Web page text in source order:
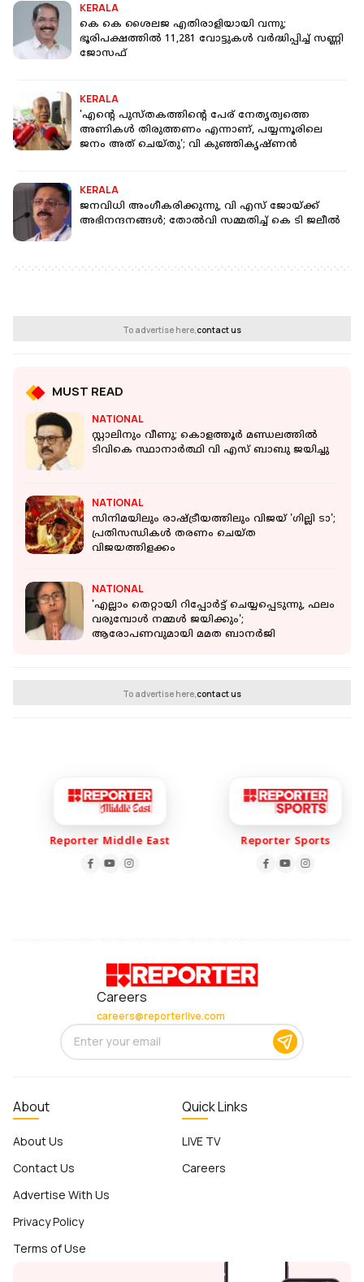
KERALA
കെ കെ ശൈലജ എതിരാളിയായി വന്നു;
ഭൂരിപക്ഷത്തില്‍ 11,281 വോട്ടുകള്‍ വര്‍ദ്ധിപ്പിച്ച് സണ്ണി
ജോസഫ്
KERALA
'എന്റെ പുസ്തകത്തിന്റെ പേര് നേതൃത്വത്തെ
അണികൾ തിരുത്തണം എന്നാണ്, പയ്യന്നൂരിലെ
ജനം അത് ചെയ്തു'; വി കുഞ്ഞികൃഷ്ണൻ
KERALA
ജനവിധി അംഗീകരിക്കുന്നു, വി എസ് ജോയ്ക്ക്
അഭിനന്ദനങ്ങള്‍; തോല്‍വി സമ്മതിച്ച് കെ ടി ജലീല്‍
To advertise here,contact us
MUST READ
NATIONAL
സ്റ്റാലിനും വീണു; കൊളത്തൂര്‍ മണ്ഡലത്തില്‍
ടിവികെ സ്ഥാനാര്‍ത്ഥി വി എസ് ബാബു ജയിച്ചു
NATIONAL
സിനിമയിലും രാഷ്ട്രീയത്തിലും വിജയ് 'ഗില്ലി ടാ';
പ്രതിസന്ധികൾ തരണം ചെയ്ത
വിജയത്തിളക്കം
NATIONAL
'എല്ലാം തെറ്റായി റിപ്പോർട്ട് ചെയ്യപ്പെടുന്നു, ഫലം
വരുമ്പോൾ നമ്മൾ ജയിക്കും';
ആരോപണവുമായി മമത ബാനർജി
To advertise here,contact us
Reporter Middle East Reporter Sports
Careers
careers@reporterlive.com
About
About Us
Contact Us
Advertise With Us
Privacy Policy
Terms of Use
Quick Links
LIVE TV
Careers